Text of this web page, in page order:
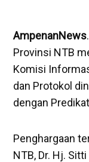
AmpenanNews
Provinsi NTB
Komisi
dan Protokol
dengan
Penghargaan
NTB, Dr. Hj.